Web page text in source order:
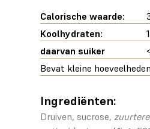
Calorische waarde:
Koolhydraten:
daarvan suiker
Bevat kleine
Ingrediënten:
Druiven, sucrose,